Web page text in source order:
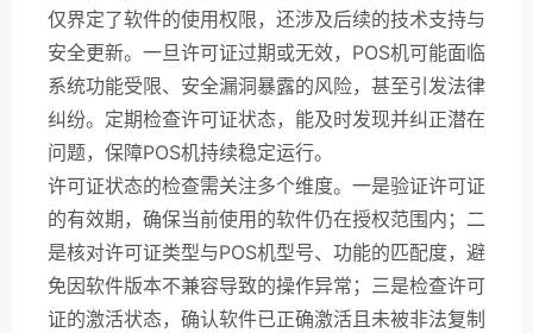
仅界定了软件的使用权限，还涉及后续的技术支持与
安全更新。一旦许可证过期或无效，POS机可能面临
系统功能受限、安全漏洞暴露的风险，甚至引发法律
纠纷。定期检查许可证状态，能及时发现并纠正潜在
问题，保障POS机持续稳定运行。
许可证状态的检查需关注多个维度。一是验证许可证
的有效期，确保当前使用的软件仍在授权范围内；二
是核对许可证类型与POS机型号、功能的匹配度，避
免因软件版本不兼容导致的操作异常；三是检查许可
证的激活状态，确认软件已正确激活且未被非法复制